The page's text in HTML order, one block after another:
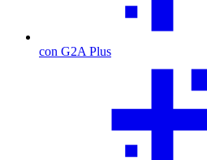
con G2A Plus